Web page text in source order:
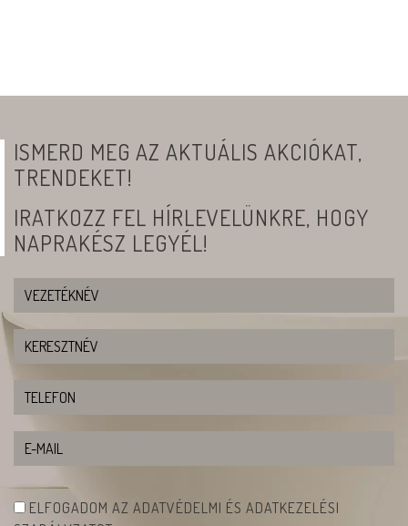
ISMERD MEG AZ AKTUÁLIS AKCIÓKAT,
TRENDEKET!
IRATKOZZ FEL HÍRLEVELÜNKRE, HOGY
NAPRAKÉSZ LEGYÉL!
ELFOGADOM AZ ADATVÉDELMI ÉS ADATKEZELÉSI